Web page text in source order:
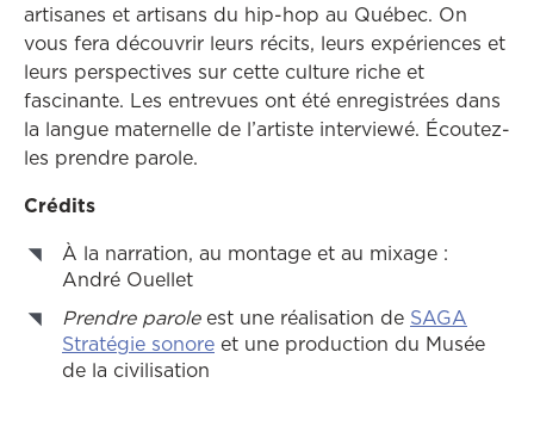
artisanes et artisans du hip-hop au Québec. On
vous fera découvrir leurs récits, leurs expériences et
leurs perspectives sur cette culture riche et
fascinante. Les entrevues ont été enregistrées dans
la langue maternelle de l’artiste interviewé. Écoutez-
les prendre parole.
Crédits
À la narration, au montage et au mixage :
André Ouellet
Prendre parole est une réalisation de SAGA
Stratégie sonoreCe lien ouvrira dans une autre
et une production du Musée
de la civilisation